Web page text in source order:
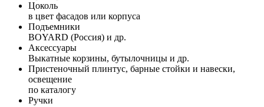
Цоколь
в цвет фасадов или корпуса
Подъемники
BOYARD (Россия) и др.
Аксессуары
Выкатные корзины, бутылочницы и др.
Пристеночный плинтус, барные стойки и навески,
освещение
по каталогу
Ручки